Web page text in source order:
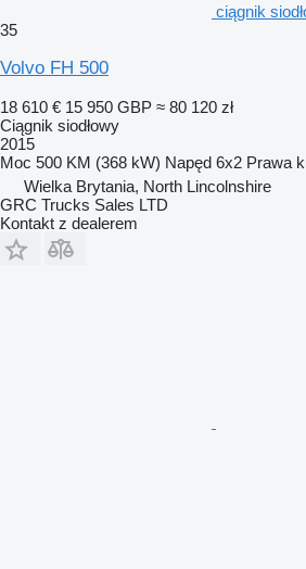
ciągnik
35
Volvo FH 500
18 610 € 15 950 GBP ≈ 80 120 zł
Ciągnik siodłowy
2015
Moc 500 KM (368 kW) Napęd 6x2 Prawa
Wielka Brytania, North Lincolnshire
GRC Trucks Sales LTD
Kontakt z dealerem